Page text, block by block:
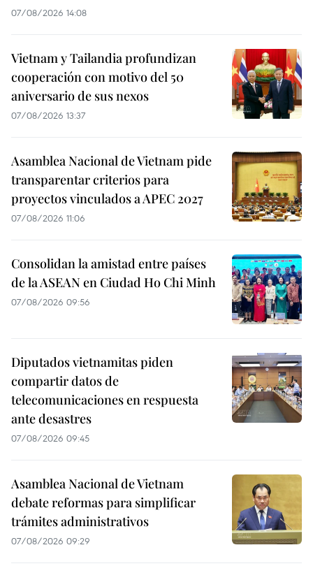
07/08/2026 14:08
Vietnam y Tailandia profundizan
cooperación con motivo del 50
aniversario de sus nexos
07/08/2026 13:37
Asamblea Nacional de Vietnam pide
transparentar criterios para
proyectos vinculados a APEC 2027
07/08/2026 11:06
Consolidan la amistad entre países
de la ASEAN en Ciudad Ho Chi Minh
07/08/2026 09:56
Diputados vietnamitas piden
compartir datos de
telecomunicaciones en respuesta
ante desastres
07/08/2026 09:45
Asamblea Nacional de Vietnam
debate reformas para simplificar
trámites administrativos
07/08/2026 09:29